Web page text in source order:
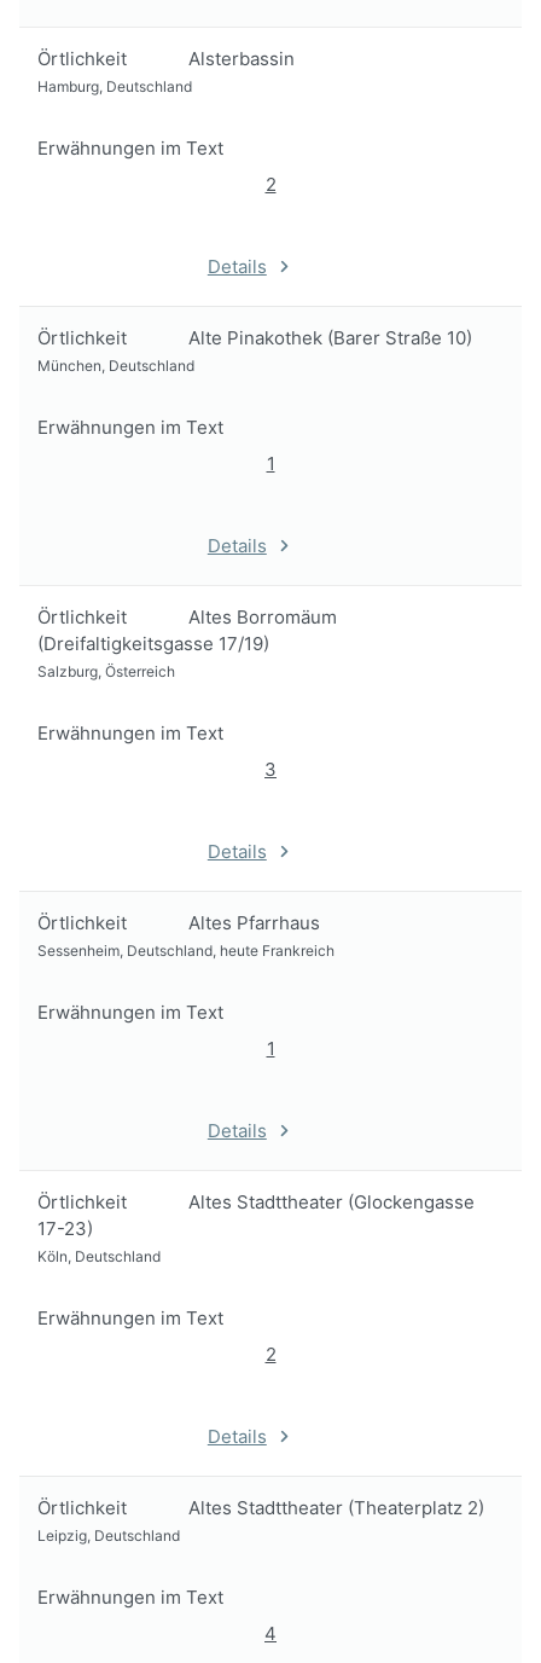
Örtlichkeit Alsterbassin
Hamburg, Deutschland
Erwähnungen im Text
2
Details
Örtlichkeit Alte Pinakothek (Barer Straße 10)
München, Deutschland
Erwähnungen im Text
1
Details
Örtlichkeit
Altes Borromäum
(Dreifaltigkeitsgasse 17/19)
Salzburg, Österreich
Erwähnungen im Text
3
Details
Örtlichkeit Altes Pfarrhaus
Sessenheim, Deutschland, heute Frankreich
Erwähnungen im Text
1
Details
Örtlichkeit
Altes Stadttheater (Glockengasse
17-23)
Köln, Deutschland
Erwähnungen im Text
2
Details
Örtlichkeit Altes Stadttheater (Theaterplatz 2)
Leipzig, Deutschland
Erwähnungen im Text
4